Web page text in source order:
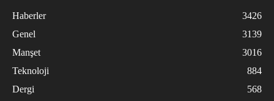
Haberler
3426
Genel
3139
Manşet
3016
Teknoloji
884
Dergi
568